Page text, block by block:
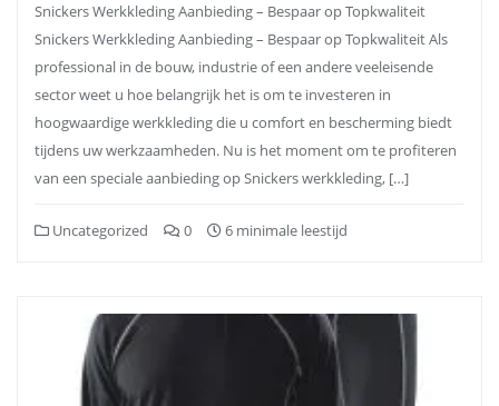
Snickers Werkkleding Aanbieding – Bespaar op Topkwaliteit
Snickers Werkkleding Aanbieding – Bespaar op Topkwaliteit Als
professional in de bouw, industrie of een andere veeleisende
sector weet u hoe belangrijk het is om te investeren in
hoogwaardige werkkleding die u comfort en bescherming biedt
tijdens uw werkzaamheden. Nu is het moment om te profiteren
van een speciale aanbieding op Snickers werkkleding, […]
Uncategorized 0 6 minimale leestijd